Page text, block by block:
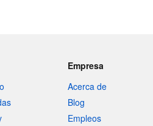
Empresa
Acerca de
Blog
Empleos